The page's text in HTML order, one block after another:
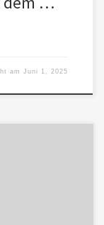
amJuni 1, 2025